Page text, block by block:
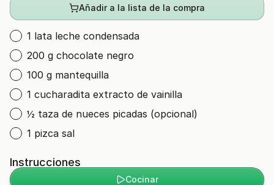
Añadir a la lista de la compra
1 lata leche condensada
200 g chocolate negro
100 g mantequilla
1 cucharadita extracto de vainilla
½ taza de nueces picadas (opcional)
1 pizca sal
Instrucciones
Cocinar